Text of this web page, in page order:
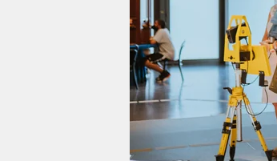
verlag
verlag
veranstaltungen
shop
fragen & hilfe